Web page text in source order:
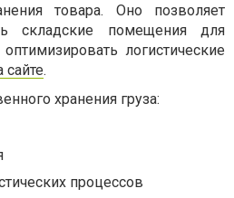
товара. Оно позволяет
складские помещения для
логистические
сайте.
хранения груза:
процессов